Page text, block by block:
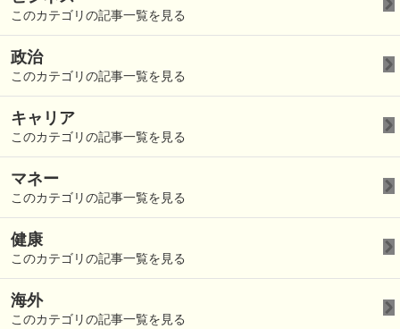
このカテゴリの記事一覧を見る
政治
このカテゴリの記事一覧を見る
キャリア
このカテゴリの記事一覧を見る
マネー
このカテゴリの記事一覧を見る
健康
このカテゴリの記事一覧を見る
海外
このカテゴリの記事一覧を見る